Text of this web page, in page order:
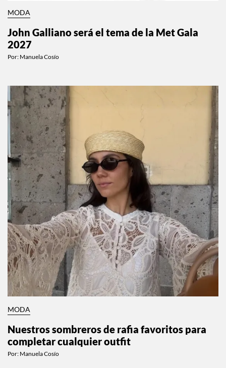
MODA
John Galliano será el tema de la Met Gala
2027
Por: Manuela Cosío
MODA
Nuestros sombreros de rafia favoritos para
completar cualquier outfit
Por: Manuela Cosío